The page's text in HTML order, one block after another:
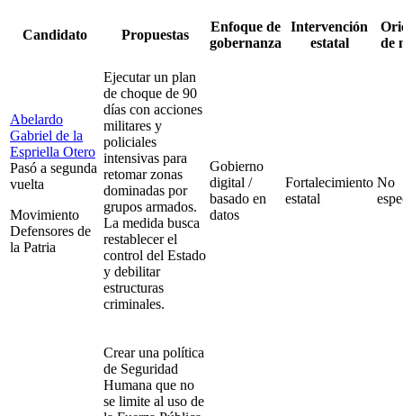
Candidato Propuestas
Enfoque de
gobernanza
Intervención
estatal
de
Abelardo
Gabriel de la
Espriella Otero
Pasó a segunda
vuelta
Movimiento
Defensores de
la Patria
Ejecutar un plan
de choque de 90
días con acciones
militares y
policiales
intensivas para
retomar zonas
dominadas por
grupos armados.
La medida busca
restablecer el
control del Estado
y debilitar
estructuras
criminales.
Gobierno
digital /
basado en
datos
Fortalecimiento
estatal
No
Crear una política
de Seguridad
Humana que no
se limite al uso de